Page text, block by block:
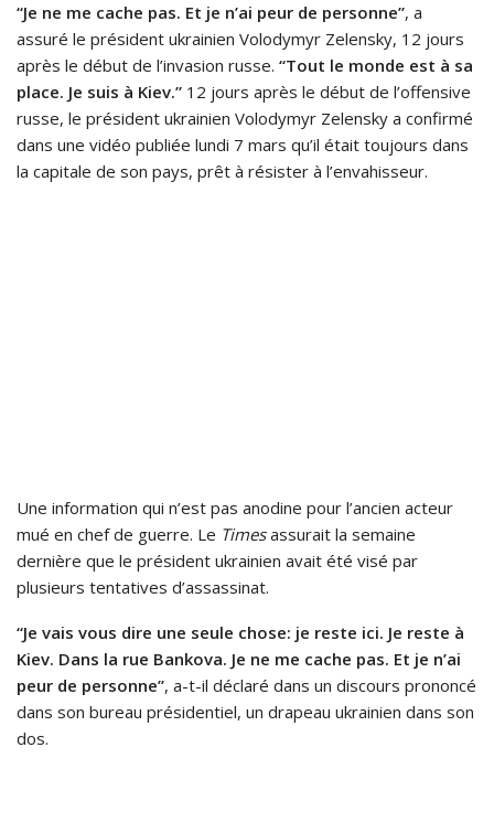
“Je ne me cache pas. Et je n’ai peur de personne”, a
assuré le président ukrainien Volodymyr Zelensky, 12 jours
après le début de l’invasion russe. “Tout le monde est à sa
place. Je suis à Kiev.” 12 jours après le début de l’offensive
russe, le président ukrainien Volodymyr Zelensky a confirmé
dans une vidéo publiée lundi 7 mars qu’il était toujours dans
la capitale de son pays, prêt à résister à l’envahisseur.
Une information qui n’est pas anodine pour l’ancien acteur
mué en chef de guerre. Le Timesassurait la semaine
dernière que le président ukrainien avait été visé par
plusieurs tentatives d’assassinat.
“Je vais vous dire une seule chose: je reste ici. Je reste à
Kiev. Dans la rue Bankova. Je ne me cache pas. Et je n’ai
peur de personne”, a-t-il déclaré dans un discours prononcé
dans son bureau présidentiel, un drapeau ukrainien dans son
dos.